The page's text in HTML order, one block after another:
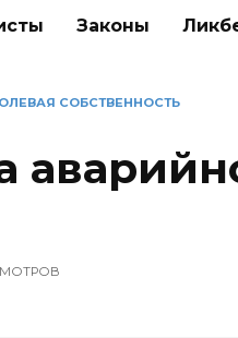
Законы
СОБСТВЕННОСТЬ